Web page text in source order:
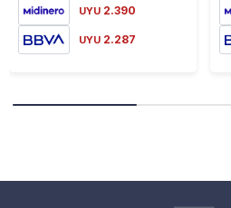
UYU 2.390
UYU 2.287